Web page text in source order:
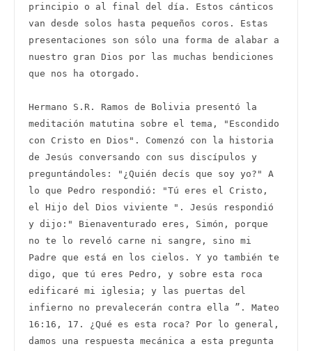
principio o al final del día. Estos cánticos
van desde solos hasta pequeños coros. Estas
presentaciones son sólo una forma de alabar a
nuestro gran Dios por las muchas bendiciones
que nos ha otorgado.
Hermano S.R. Ramos de Bolivia presentó la
meditación matutina sobre el tema, "Escondido
con Cristo en Dios". Comenzó con la historia
de Jesús conversando con sus discípulos y
preguntándoles: "¿Quién decís que soy yo?" A
lo que Pedro respondió: "Tú eres el Cristo,
el Hijo del Dios viviente ". Jesús respondió
y dijo:" Bienaventurado eres, Simón, porque
no te lo reveló carne ni sangre, sino mi
Padre que está en los cielos. Y yo también te
digo, que tú eres Pedro, y sobre esta roca
edificaré mi iglesia; y las puertas del
infierno no prevalecerán contra ella ”. Mateo
16:16, 17. ¿Qué es esta roca? Por lo general,
damos una respuesta mecánica a esta pregunta